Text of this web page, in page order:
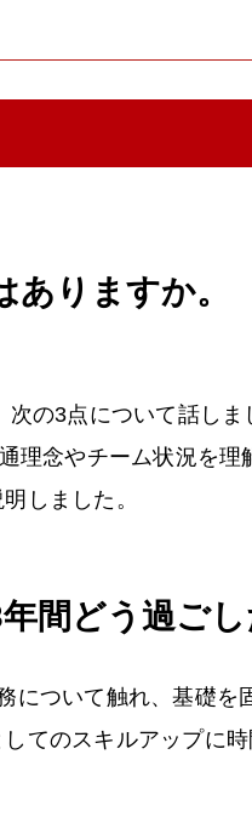
りますか。
の3点について話し
理念やチーム状況を
しました。
間どう過ごし
について触れ、基礎
てのスキルアップに